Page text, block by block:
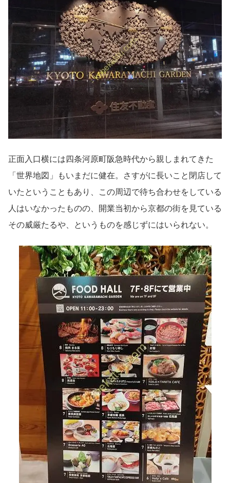
正面入口横には四条河原町阪急時代から親しまれてきた
「世界地図」もいまだに健在。さすがに長いこと閉店して
いたということもあり、この周辺で待ち合わせをしている
人はいなかったものの、開業当初から京都の街を見ている
その威厳たるや、というものを感じずにはいられない。